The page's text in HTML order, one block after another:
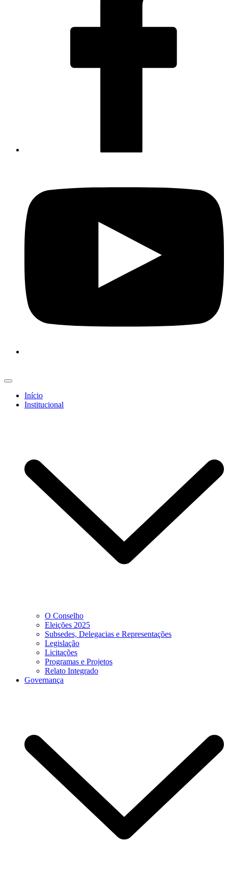
Início
Institucional
O Conselho
Eleições 2025
Subsedes, Delegacias e Representações
Legislação
Licitações
Programas e Projetos
Relato Integrado
Governança